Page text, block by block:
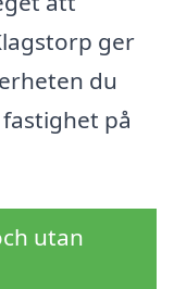
ger
du
på
utan